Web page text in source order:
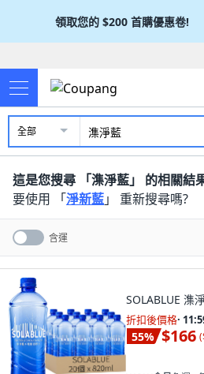
領取您的 $200 首購優惠卷!
全部
這是您搜尋 「潗淨藍」 的相關結
要使用 「淨新藍」 重新搜尋嗎?
含運
SOLABLUE 潗
折扣後價格·
55% $166 (